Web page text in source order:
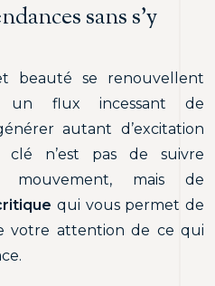
sans s’y
beauté se renouvellent
un flux incessant de
autant d’excitation
n’est pas de suivre
mouvement, mais de
qui vous permet de
votre attention de ce qui